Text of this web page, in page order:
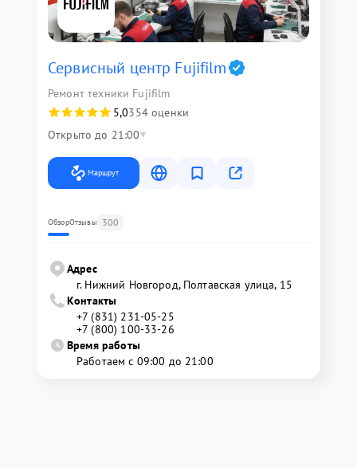
Сервисный центр Fujifilm
Ремонт техники Fujifilm
5,0354 оценки
Открыто до 21:00
Маршрут
ОбзорОтзывы 300
Адрес
г. Нижний Новгород, Полтавская улица, 15
Контакты
+7 (831) 231-05-25
+7 (800) 100-33-26
Время работы
Работаем с 09:00 до 21:00